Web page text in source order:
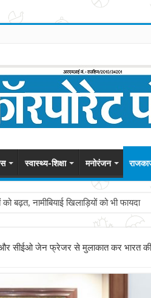
स्वास्थ्य-शिक्षा मनोरंजन
नामीबियाई खिलाड़ियों को भी फायदा
और सीईओ जेन फ्रेजर से मुलाकात कर भारत